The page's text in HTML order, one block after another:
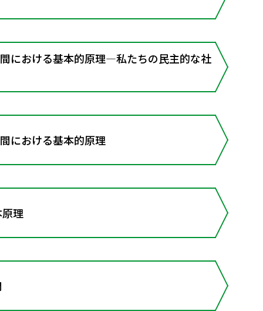
における基本的原理―私たちの民主的な社
における基本的原理
理